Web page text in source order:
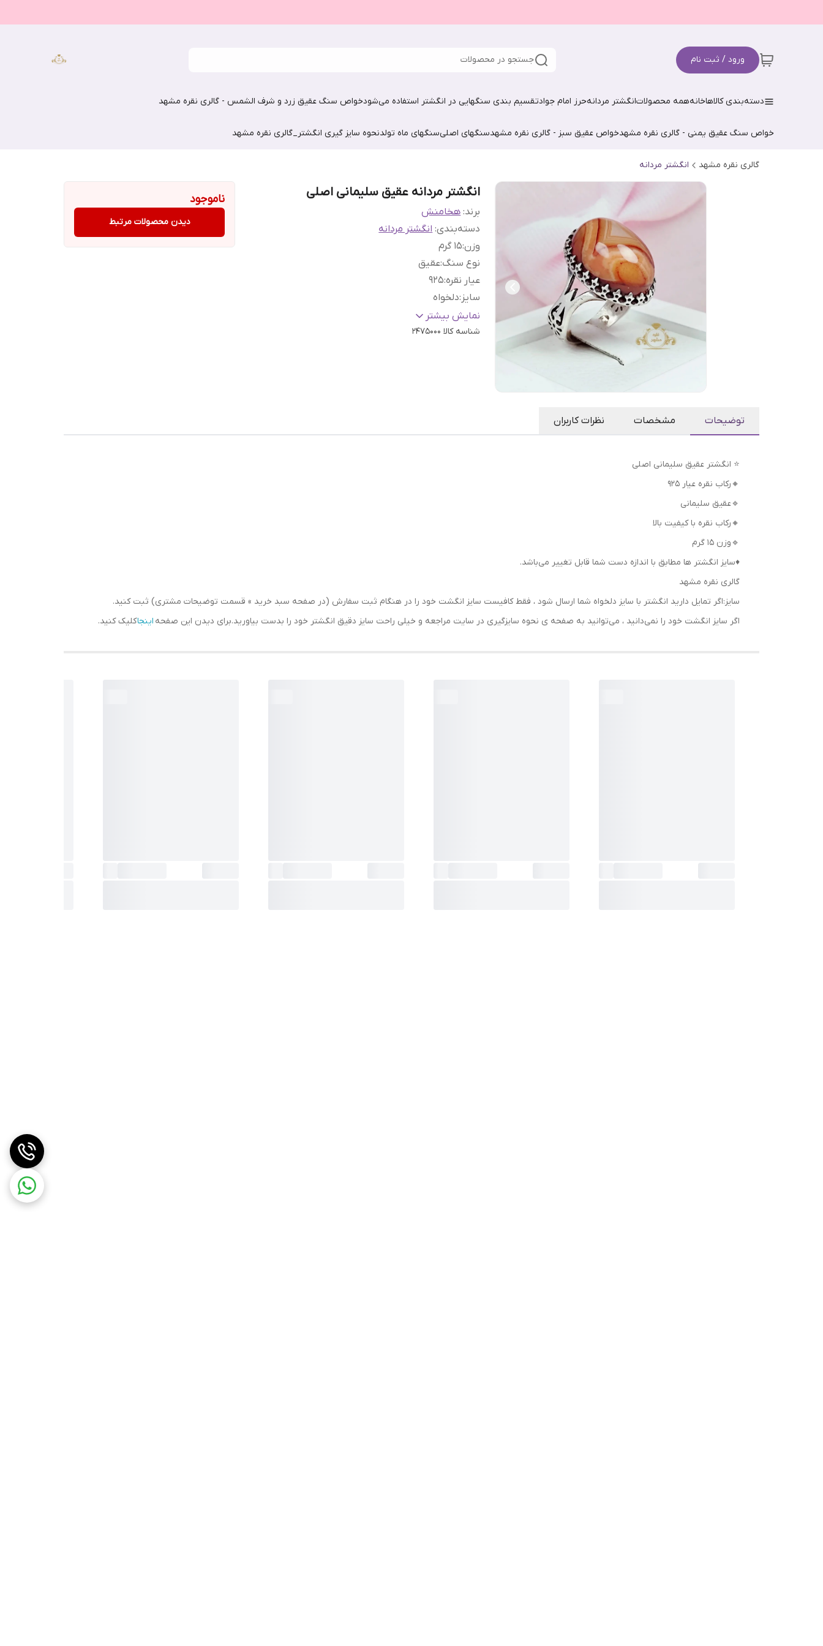
ورود / ثبت نام جستجو در محصولات
دسته‌بندی کالاهاخانههمه محصولاتانگشتر مردانهحرز امام جوادتقسیم بندی سنگهایی در انگشتر استفاده می‌شودخواص سنگ عقیق زرد و شرف الشمس - گالری نقره مشهد
خواص سنگ عقیق یمنی - گالری نقره مشهدخواص عقیق سبز - گالری نقره مشهدسنگهای اصلیسنگهای ماه تولدنحوه سایز گیری انگشتر_گالری نقره مشهد
گالری نقره مشهد انگشتر مردانه
انگشتر مردانه عقیق سلیمانی اصلی
برند: هخامنش
دسته‌بندی:انگشتر مردانه
وزن:15 گرم
نوع سنگ:عقیق
عیار نقره:
925
سایز :دلخواه
رنگ نگین:ترکیب رنگنمایش بیشتر
شناسه کالا 2475000
ناموجود
دیدن محصولات مرتبط
توضیحات مشخصات نظرات کاربران
⭐ انگشتر عقیق سلیمانی اصلی
🔸رکاب نقره عیار 925
🔹عقیق سلیمانی
🔸رکاب نقره با کیفیت بالا
🔹وزن 15 گرم
♦️سایز انگشتر ها مطابق با اندازه دست شما قابل تغییر می‌باشد.
گالری نقره مشهد
سایز:اگر تمایل دارید انگشتر با سایز دلخواه شما ارسال شود ، فقط کافیست سایز انگشت خود را در هنگام ثبت سفارش (در صفحه سبد خرید » قسمت توضیحات مشتری) ثبت کنید.
اگر سایز انگشت خود را نمی‌دانید ، می‌توانید به صفحه ی نحوه سایزگیری در سایت مراجعه و خیلی راحت سایز دقیق انگشتر خود را بدست بیاورید.برای دیدن این صفحه اینجاکلیک کنید.